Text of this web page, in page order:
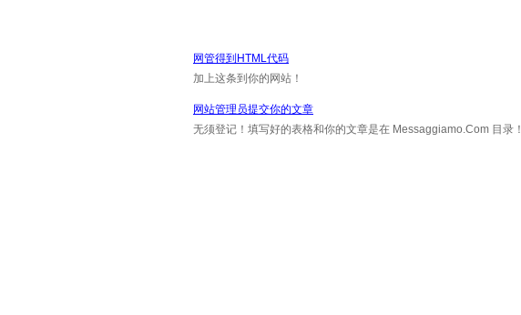
网管得到HTML代码
加上这条到你的网站！
网站管理员提交你的文章
无须登记！填写好的表格和你的文章是在 Messaggiamo.Com 目录！